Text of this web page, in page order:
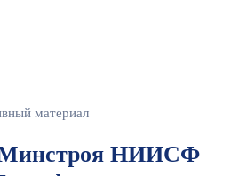
материал
Минстроя НИИСФ